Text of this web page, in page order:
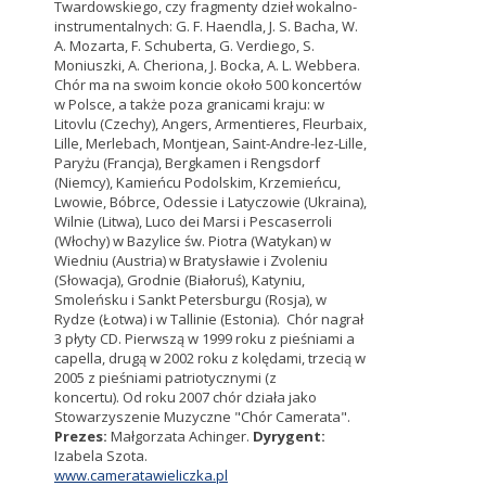
Twardowskiego, czy fragmenty dzieł wokalno-
instrumentalnych: G. F. Haendla, J. S. Bacha, W.
A. Mozarta, F. Schuberta, G. Verdiego, S.
Moniuszki, A. Cheriona, J. Bocka, A. L. Webbera.
Chór ma na swoim koncie około 500 koncertów
w Polsce, a także poza granicami kraju: w
Litovlu (Czechy), Angers, Armentieres, Fleurbaix,
Lille, Merlebach, Montjean, Saint-Andre-lez-Lille,
Paryżu (Francja), Bergkamen i Rengsdorf
(Niemcy), Kamieńcu Podolskim, Krzemieńcu,
Lwowie, Bóbrce, Odessie i Latyczowie (Ukraina),
Wilnie (Litwa), Luco dei Marsi i Pescaserroli
(Włochy) w Bazylice św. Piotra (Watykan) w
Wiedniu (Austria) w Bratysławie i Zvoleniu
(Słowacja), Grodnie (Białoruś), Katyniu,
Smoleńsku i Sankt Petersburgu (Rosja), w
Rydze (Łotwa) i w Tallinie (Estonia). Chór nagrał
3 płyty CD. Pierwszą w 1999 roku z pieśniami a
capella, drugą w 2002 roku z kolędami, trzecią w
2005 z pieśniami patriotycznymi (z
koncertu). Od roku 2007 chór działa jako
Stowarzyszenie Muzyczne "Chór Camerata".
Prezes: Małgorzata Achinger. Dyrygent:
Izabela Szota.
www.cameratawieliczka.pl